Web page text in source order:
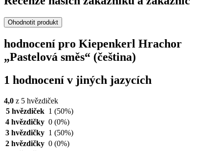
Ohodnotit produkt
hodnocení pro Kiepenkerl Hrachor
„Pastelová směs“ (čeština)
1 hodnocení v jiných jazycích
4,0 z 5 hvězdiček
5 hvězdiček 1 (50%)
4 hvězdičky 0 (0%)
3 hvězdičky 1 (50%)
2 hvězdičky 0 (0%)